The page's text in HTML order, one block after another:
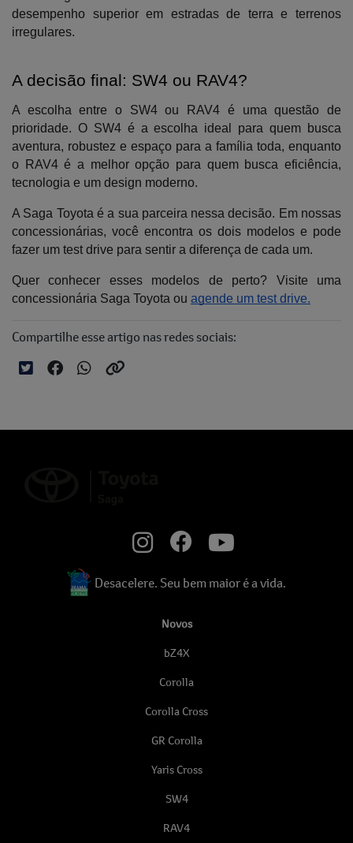
desempenho superior em estradas de terra e terrenos
irregulares.
A decisão final: SW4 ou RAV4?
A escolha entre o SW4 ou RAV4 é uma questão de
prioridade. O SW4 é a escolha ideal para quem busca
aventura, robustez e espaço para a família toda, enquanto
o RAV4 é a melhor opção para quem busca eficiência,
tecnologia e um design moderno.
A Saga Toyota é a sua parceira nessa decisão. Em nossas
concessionárias, você encontra os dois modelos e pode
fazer um test drive para sentir a diferença de cada um.
Quer conhecer esses modelos de perto? Visite uma
concessionária Saga Toyota ou agende um test drive.
Compartilhe esse artigo nas redes sociais:
Desacelere. Seu bem maior é a vida.
Novos
bZ4X
Corolla
Corolla Cross
GR Corolla
Yaris Cross
SW4
RAV4